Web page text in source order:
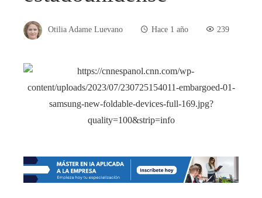
Otilia Adame Luevano Hace 1 año 239